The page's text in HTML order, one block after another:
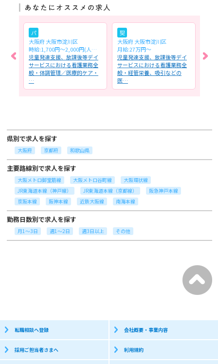
パ
大阪府 大阪市淀川区
時給:1,700円～2,000円(人口呼吸器管理経験者の方1,800円～)
児童発達支援、放課後等デイ
サービスにおける看護業務全
般・体調管理／医療的ケア・
…
契
大阪府 大阪市淀川区
月給:27万円～
児童発達支援、放課後等デイ
サービスにおける看護業務全
般・経管栄養、吸引などの
医…
訪問
県別で求人を探す
大阪府 京都府 和歌山県
主要路線別で求人を探す
大阪メトロ御堂筋線 大阪メトロ谷町線
大阪環状線
JR東海道本線（神戸線）
JR東海道本線（京都線）
阪急神戸本線
京阪本線
阪神本線 近鉄大阪線 南海本線
勤務日数別で求人を探す
月1～3日 週1～2日 週3日以上 その他
転職相談へ登録 会社概要・事業内容
採用ご担当者さまへ 利用規約